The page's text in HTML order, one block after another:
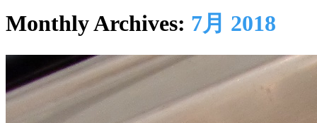
Monthly Archives: 7月 2018